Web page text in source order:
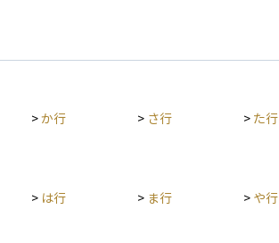
>か行 > さ行 > た行
> は行 > ま行 > や行